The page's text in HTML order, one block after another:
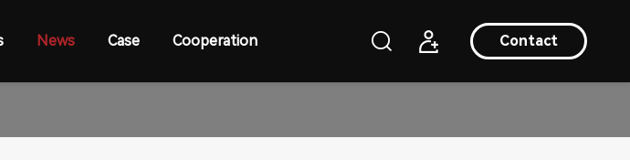
Contact
News Case Cooperation